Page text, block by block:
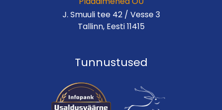
J. Smuuli tee 42 / Vesse 3
Tallinn, Eesti 11415
Tunnustused